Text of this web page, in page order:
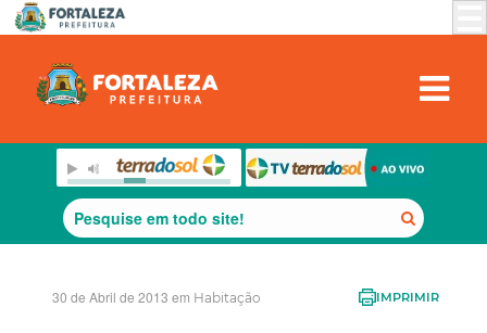
30 de Abril de 2013 em Habitação IMPRIMIR